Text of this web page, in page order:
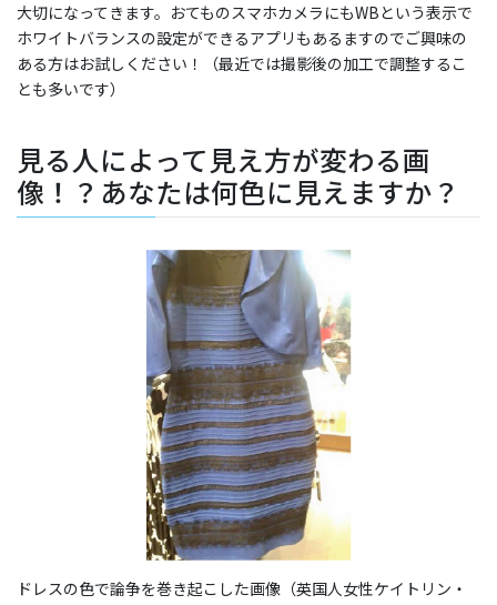
大切になってきます。おてものスマホカメラにもWBという表示で
ホワイトバランスの設定ができるアプリもあるますのでご興味の
ある方はお試しください！（最近では撮影後の加工で調整するこ
とも多いです）
見る人によって見え方が変わる画
像！？あなたは何色に見えますか？
ドレスの色で論争を巻き起こした画像（英国人女性ケイトリン・